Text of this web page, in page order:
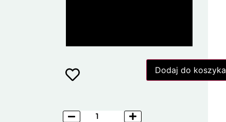
Dodaj do koszyka